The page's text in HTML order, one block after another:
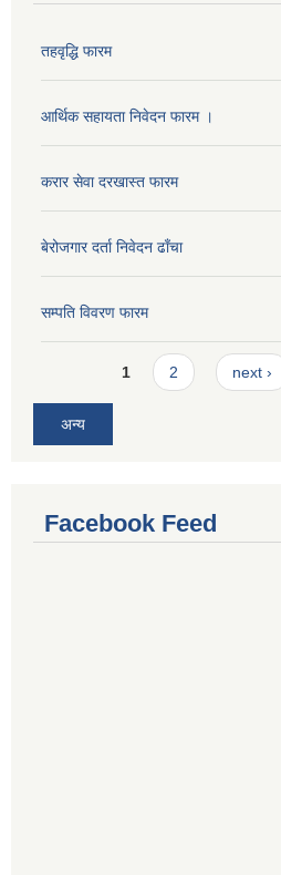
तहवृद्धि फारम
आर्थिक सहायता निवेदन फारम ।
करार सेवा दरखास्त फारम
बेरोजगार दर्ता निवेदन ढाँचा
सम्पति विवरण फारम
Pages1 2 next ›
अन्य
Facebook Feed